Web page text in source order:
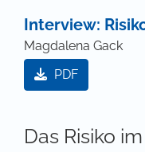
Interview:
Magdalena Gack
PDF
Das Risiko